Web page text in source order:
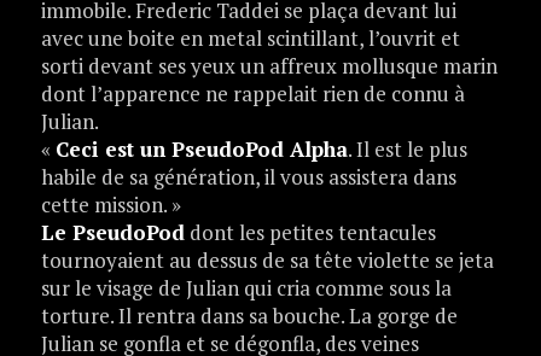
immobile. Frederic Taddei se plaça devant lui
avec une boite en metal scintillant, l’ouvrit et
sorti devant ses yeux un affreux mollusque marin
dont l’apparence ne rappelait rien de connu à
Julian.
« Ceci est un PseudoPod Alpha. Il est le plus
habile de sa génération, il vous assistera dans
cette mission. »
Le PseudoPoddont les petites tentacules
tournoyaient au dessus de sa tête violette se jeta
sur le visage de Julian qui cria comme sous la
torture. Il rentra dans sa bouche. La gorge de
Julian se gonfla et se dégonfla, des veines